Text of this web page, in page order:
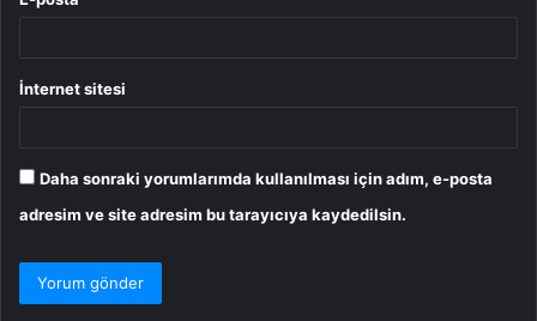
İnternet sitesi
Daha sonraki yorumlarımda kullanılması için adım, e-posta
adresim ve site adresim bu tarayıcıya kaydedilsin.